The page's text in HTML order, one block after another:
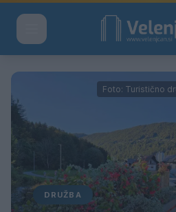
Foto: Turistično
DRUŽBA